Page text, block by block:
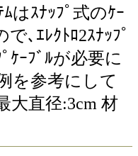
はｽﾅｯﾌﾟ式のｹｰ
､ｴﾚｸﾄﾛ2ｽﾅｯﾌﾟ
ｹｰﾌﾞﾙが必要に
を参考にして
大直径:3cm 材